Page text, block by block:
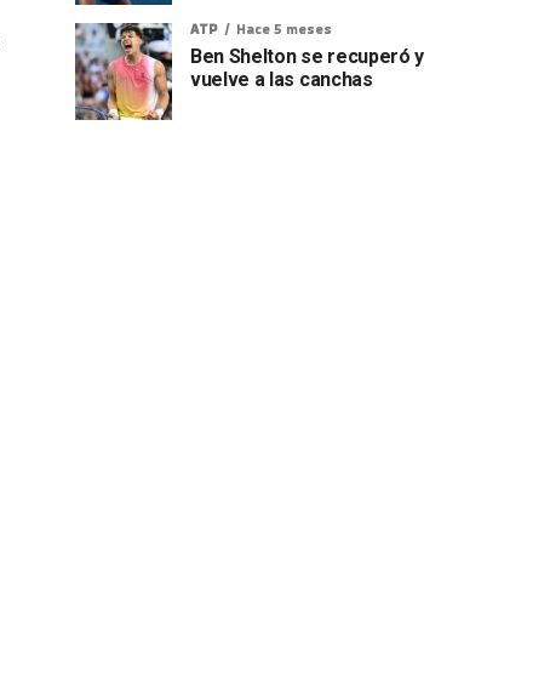
ATP Hace 5 meses
Ben Shelton se recuperó y
vuelve a las canchas